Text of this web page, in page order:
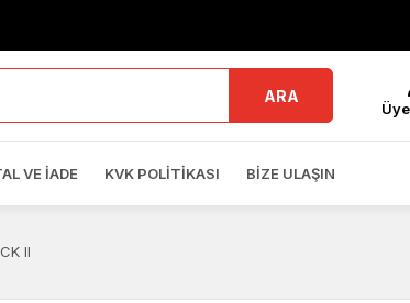
ARA
VE İADE KVK POLITIKASI BIZE ULAŞIN
II